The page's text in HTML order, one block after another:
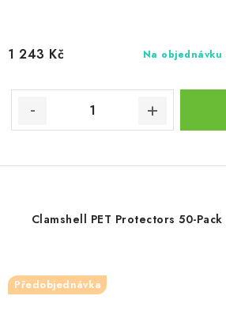
Na
1 243 Kč
Clamshell PET Protectors 50-
Předobjednávka